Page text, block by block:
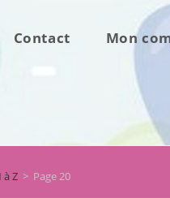
Contact Mon
Z > Page 20